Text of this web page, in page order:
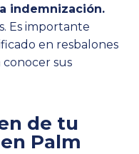
indemnización.
Es importante
en resbalones
conocer sus
de tu
Palm